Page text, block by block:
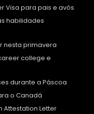
Visa para pais e avós
habilidades
nesta primavera
college e
durante a Páscoa
o Canadá
Attestation Letter